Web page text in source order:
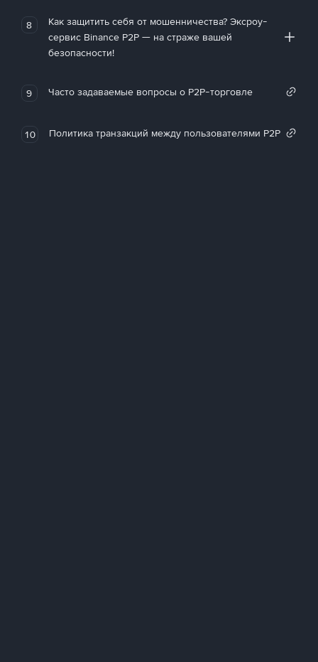
8
Как защитить себя от мошенничества? Эксроу-
сервис Binance P2P — на страже вашей
безопасности!
9 Часто задаваемые вопросы о P2P-торговле
10 Политика транзакций между пользователями P2P